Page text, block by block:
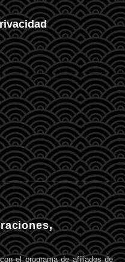
el programa de afiliados de